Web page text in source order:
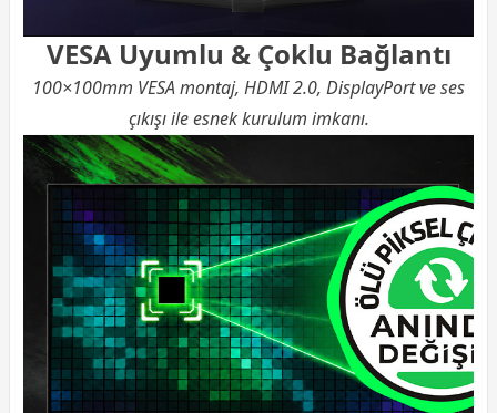
VESA Uyumlu & Çoklu Bağlantı
100×100mm VESA montaj, HDMI 2.0, DisplayPort ve ses
çıkışı ile esnek kurulum imkanı.